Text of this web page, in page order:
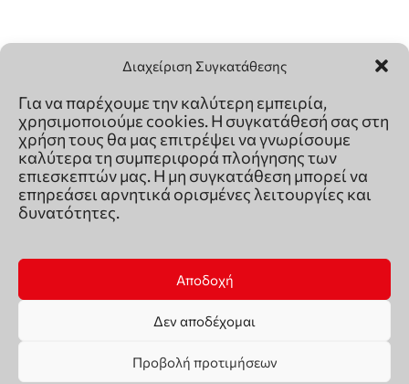
Διαχείριση Συγκατάθεσης
Για να παρέχουμε την καλύτερη εμπειρία,
χρησιμοποιούμε cookies. Η συγκατάθεσή σας στη
χρήση τους θα μας επιτρέψει να γνωρίσουμε
καλύτερα τη συμπεριφορά πλοήγησης των
επιεσκεπτών μας. Η μη συγκατάθεση μπορεί να
επηρεάσει αρνητικά ορισμένες λειτουργίες και
δυνατότητες.
Αποδοχή
Δεν αποδέχομαι
Προβολή προτιμήσεων